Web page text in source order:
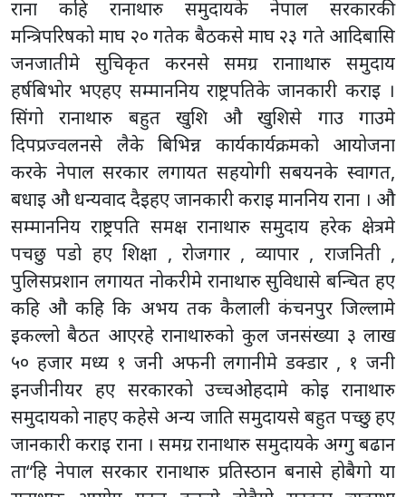
सिंगो रानाथारु बहुत खुशि औ खुशिसे गाउ गाउमे
दिपप्रज्वलनसे लैके बिभिन्न कार्यकार्यक्रमको आयोजना
करके नेपाल सरकार लगायत सहयोगी सबयनके स्वागत,
बधाइ औ धन्यवाद दैइहए जानकारी कराइ माननिय राना । औ
सम्माननिय राष्ट्रपति समक्ष रानाथारु समुदाय हरेक क्षेत्रमे
पचछु पडो हए शिक्षा , रोजगार , व्यापार , राजनिती ,
पुलिसप्रशान लगायत नोकरीमे रानाथारु सुविधासे बन्चित हए
कहि औ कहि कि अभय तक कैलाली कंचनपुर जिल्लामे
इकल्लो बैठत आएरहे रानाथारुको कुल जनसंख्या ३ लाख
५० हजार मध्य १ जनी अफनी लगानीमे डक्डार , १ जनी
इनजीनीयर हए सरकारको उच्चओहदामे कोइ रानाथारु
समुदायको नाहए कहेसे अन्य जाति समुदायसे बहुत पच्छु हए
जानकारी कराइ राना । समग्र रानाथारु समुदायके अग्गु बढान
ता“हि नेपाल सरकार रानाथारु प्रतिस्ठान बनासे होबैगो या
रानाथारु आयोग गठन करन्से होबैगो सरकार व्यवस्था
करनपडौ कहिके सम्माननिय राष्ट्रपति समक्ष बातधरी हाए
माननिय राना ।
नेपाल रानाथारु समाजके केन्द्रिय अध्यक्ष कृपाराम राना